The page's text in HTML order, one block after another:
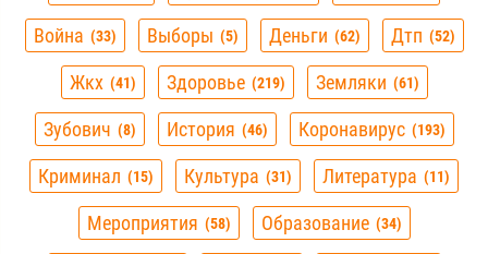
Война 33 Выборы 5 Деньги 62 Дтп 52
Жкх 41 Здоровье 219 Земляки 61
Зубович 8 История 46 Коронавирус 193
Криминал 15 Культура 31 Литература 11
Мероприятия 58 Образование 34